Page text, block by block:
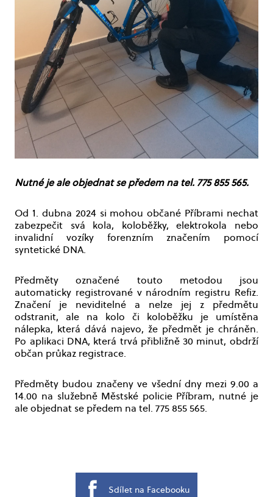
Nutné je ale objednat se předem na tel. 775 855 565.
Od 1. dubna 2024 si mohou občané Příbrami nechat
zabezpečit svá kola, koloběžky, elektrokola nebo
invalidní vozíky forenzním značením pomocí
syntetické DNA.
Předměty označené touto metodou jsou
automaticky registrované v národním registru Refiz.
Značení je neviditelné a nelze jej z předmětu
odstranit, ale na kolo či koloběžku je umístěna
nálepka, která dává najevo, že předmět je chráněn.
Po aplikaci DNA, která trvá přibližně 30 minut, obdrží
občan průkaz registrace.
Předměty budou značeny ve všední dny mezi 9.00 a
14.00 na služebně Městské policie Příbram, nutné je
ale objednat se předem na tel. 775 855 565.
Sdílet na Facebooku